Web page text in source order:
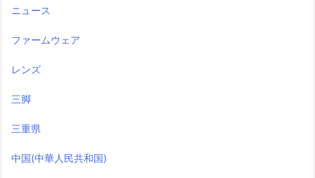
ニュース
ファームウェア
レンズ
三脚
三重県
中国(中華人民共和国)